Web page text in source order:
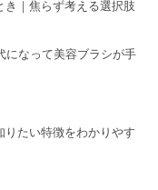
｜焦らず考える選択肢
になって美容ブラシが手
たい特徴をわかりやす